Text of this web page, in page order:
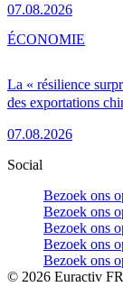
07.08.2026
La « résilience
des exportations
07.08.2026
ÉCONOMIE
Social
Bezoek ons
Bezoek ons
Bezoek ons
Bezoek ons
Bezoek ons
© 2026 Euractiv FR